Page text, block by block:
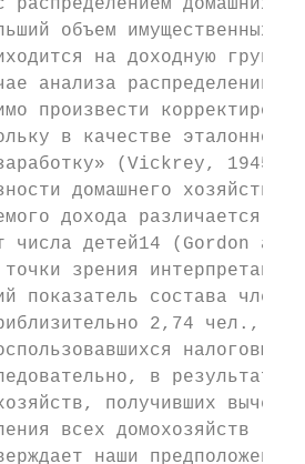
распределением домашних
объем имущественных
на доходную
анализа распределений
произвести
в качестве эталонной
(Vickrey, 1945;
домашнего
дохода различается по
числа детей14 (Gordon
зрения
показатель состава
2,74 чел., а
налоговым
в результате
получивших
всех домохозяйств
наши предположения